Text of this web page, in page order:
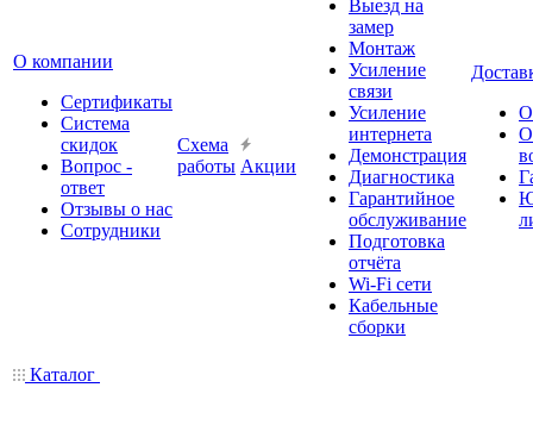
О компании
Сертификаты
Система
скидок
Вопрос -
ответ
Отзывы о нас
Сотрудники
Схема
работы Акции
Выезд на
замер
Монтаж
Усиление
связи
Усиление
интернета
Демонстрация
Диагностика
Гарантийное
обслуживание
Подготовка
отчёта
Wi-Fi сети
Кабельные
сборки
Каталог